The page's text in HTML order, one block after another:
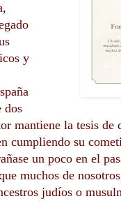
y
dos
mantiene la tesis de
cumpliendo su
un poco en el
muchos de
judíos o